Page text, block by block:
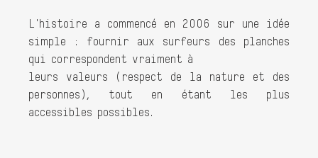
L'histoire a commencé en 2006 sur une idée
simple : fournir aux surfeurs des planches
qui correspondent vraiment à
leurs valeurs (respect de la nature et des
personnes), tout en étant les plus
accessibles possibles.